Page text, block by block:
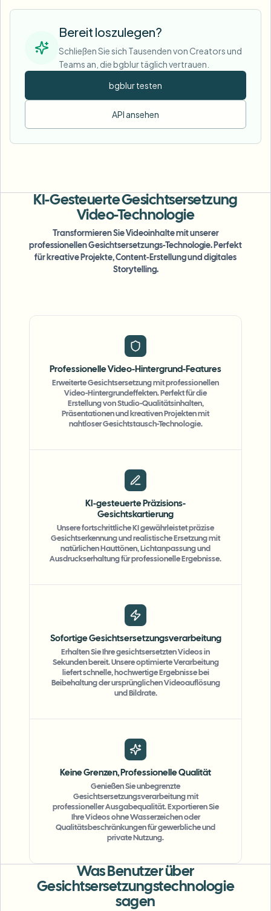
Bereit loszulegen?
Schließen Sie sich Tausenden von Creators und
Teams an, die bgblur täglich vertrauen.
bgblur testen
API ansehen
KI-Gesteuerte Gesichtsersetzung
Video-Technologie
Transformieren Sie Videoinhalte mit unserer
professionellen Gesichtsersetzungs-Technologie. Perfekt
für kreative Projekte, Content-Erstellung und digitales
Storytelling.
Professionelle Video-Hintergrund-Features
Erweiterte Gesichtsersetzung mit professionellen
Video-Hintergrundeffekten. Perfekt für die
Erstellung von Studio-Qualitätsinhalten,
Präsentationen und kreativen Projekten mit
nahtloser Gesichtstausch-Technologie.
KI-gesteuerte Präzisions-
Gesichtskartierung
Unsere fortschrittliche KI gewährleistet präzise
Gesichtserkennung und realistische Ersetzung mit
natürlichen Hauttönen, Lichtanpassung und
Ausdruckserhaltung für professionelle Ergebnisse.
Sofortige Gesichtsersetzungsverarbeitung
Erhalten Sie Ihre gesichtsersetzten Videos in
Sekunden bereit. Unsere optimierte Verarbeitung
liefert schnelle, hochwertige Ergebnisse bei
Beibehaltung der ursprünglichen Videoauflösung
und Bildrate.
Keine Grenzen, Professionelle Qualität
Genießen Sie unbegrenzte
Gesichtsersetzungsverarbeitung mit
professioneller Ausgabequalität. Exportieren Sie
Ihre Videos ohne Wasserzeichen oder
Qualitätsbeschränkungen für gewerbliche und
private Nutzung.
Was Benutzer über
Gesichtsersetzungstechnologie
sagen
"The blur tools are a lifesaver — I can softly
blur distracting backgrounds and
automatically anonymize license plates in